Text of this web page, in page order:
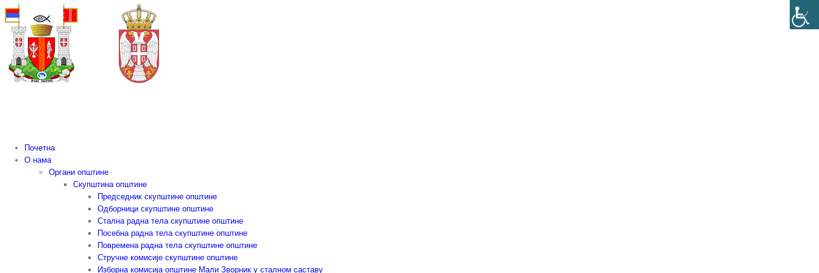
content
Почетна
О нама
Органи општине
Скупштина општине
Председник скупштине општине
Одборници скупштине општине
Стална радна тела скупштине општине
Посебна радна тела скупштине општине
Повремена радна тела скупштине општине
Стручне комисије скупштине општине
Изборна комисија општине Мали Зворник у сталном саставу